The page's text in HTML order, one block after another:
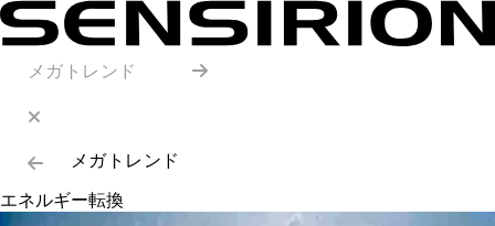
メガトレンド
メガトレンド
エネルギー転換